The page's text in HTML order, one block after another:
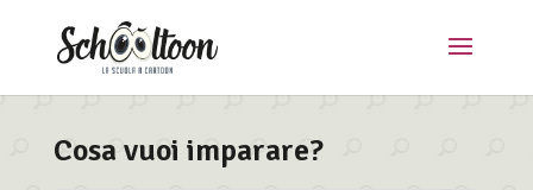
Cosa vuoi imparare?